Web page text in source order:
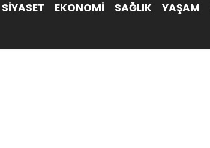
SİYASET EKONOMİ SAĞLIK YAŞAM